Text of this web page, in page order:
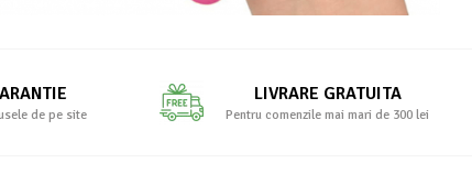
de pe site
LIVRARE GRATUITA
Pentru comenzile mai mari de 300 lei